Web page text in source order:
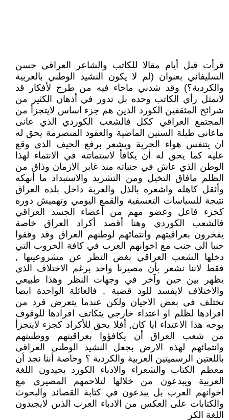
قرأت قبل أيام مقالا للكاتب والشاعر العراقي حسن
السليفاني بعنوان (لم لا يكون النشيد الوطني بالعربية
والكردية؟) وقد شدني ماجاء فيه من طرح لأفكار قد
لاتمثل رأي الكاتب وحده بل تدور في أذهان الكثير من
شرائح المثقفين الكورد الذين هم جزء اساس لايتجزأ من
المجتمع العراقي ككل فالشعب الكوردي الذي عانى
ماعانى طيلة السنين الماضية والعقود المنصرمة يحق له
ان يتنفس هواء الحرية ويشعر برفع الحيف الذي وقع
عليه كما يحق له أن يكافأ لاستماتته في الانتماء لهذا
الوطن الذي عاش في جنباته منذ غابر الازمان وذاق من
الظلم مافاق التخيل ومن التشريد والاستبداد ما أنهكه
وأثقل كاهله واشعره بالذل والغربة داخل بلده العراق
نتيجة للسياسات التعسفية والقمع اليومي وتهميش دوره
كجزء فاعل وعضو مهم من أعضاء الجسد العراقي
فالشعب الكوردي وهنا أقصد أكراد العراق خاصة
يفخرون بعراقيتهم وانتمائهم لوطنهم العراق وقد وقفوا
جنبا الى جنب مع اخوانهم العرب في كافة الحروب التي
دخلها الشعب العراقي بغض النظر عن مشروعيتها ,
فقط لاننا نشعر بأن مصيرنا واحد برغم الاختلاف الذي
يظهر بين حين وآخر في وجهات النظر وهذا طبيعي
والاختلاف لايفسد للود قضية , فالعائلة الواحدة ايضا
تختلف في بعض الاحيان ولكن عندما يتعرض فرد من
افرادها لظلم او اعتداء خارجي يتكاتف افرادها للوقوف
بوجه هذا الاعتداء ايا كان, أفلا يحق للأكراد كجزء لايتجزأ
من شعب العراق أن يكافؤوا بعراقيتهم ووطنيتهم
وانتمائهم لهذه الارض بجعل النشيد الوطني العراقي
باللغتين الرسميتين العربية والكردية ؟ وخاصة أننا نجد أن
معظم الكتاب والشعراء والادباء الكورد يجيدون اللغة
العربية ويبدعون من خلالها لتلاحمهم المصيري مع
اخوانهم العرب بل يبدعون في كتابة القصائد والبحوث
والكتابات على العكس من الادباء العرب الذين لايجيدون
اللغة الكر